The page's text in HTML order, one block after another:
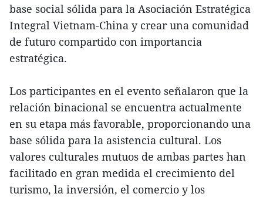
base social sólida para la Asociación Estratégica
Integral Vietnam-China y crear una comunidad
de futuro compartido con importancia
estratégica.
Los participantes en el evento señalaron que la
relación binacional se encuentra actualmente
en su etapa más favorable, proporcionando una
base sólida para la asistencia cultural. Los
valores culturales mutuos de ambas partes han
facilitado en gran medida el crecimiento del
turismo, la inversión, el comercio y los